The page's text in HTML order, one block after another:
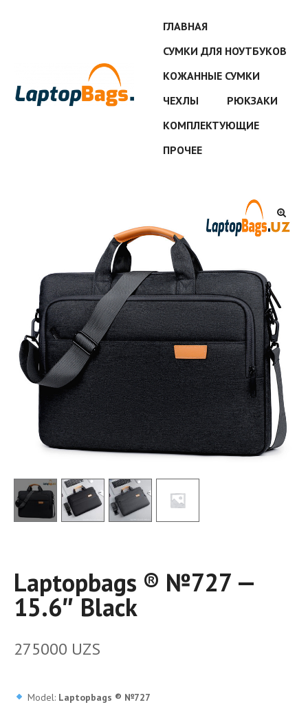
ГЛАВНАЯ
СУМКИ ДЛЯ НОУТБУКОВ
КОЖАННЫЕ СУМКИ
ЧЕХЛЫ
РЮКЗАКИ
КОМПЛЕКТУЮЩИЕ
ПРОЧЕЕ
Laptopbags ®️ №727 —
15.6″ Black
275000 UZS
Model: Laptopbags ®️ №727